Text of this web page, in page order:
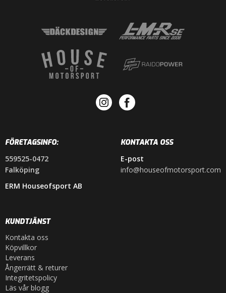
FÖRETAGSINFO:
559525-0472
Falköping
ERM Houseofsport AB
KONTAKTA OSS
E-post
info@houseofmotorsport.com
KUNDTJÄNST
Kontakta oss
Köpvillkor
Leverans
Ångerrätt & returer
Integritetspolicy
Läs vår blogg